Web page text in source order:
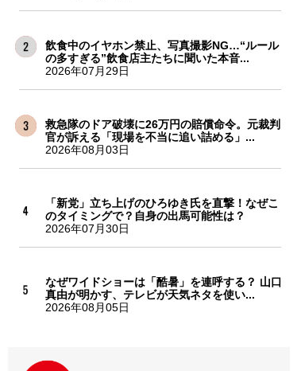
飲食中のイヤホン禁止、写真撮影NG…“ルール
の多すぎる”飲食店主たちに聞いた本音...
2026年07月29日
救急隊のドア破壊に26万円の賠償命令。元裁判
官が訴える「現場を不当に追い詰める」...
2026年08月03日
「新党」立ち上げのひろゆき氏を直撃！なぜこ
のタイミングで？自身の出馬可能性は？
2026年07月30日
なぜワイドショーは「酷暑」を連呼する？ 山口
真由が明かす、テレビが天気ネタを使い...
2026年08月05日